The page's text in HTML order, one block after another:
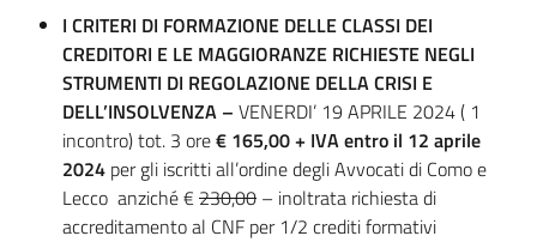
I CRITERI DI FORMAZIONE DELLE CLASSI DEI
CREDITORI E LE MAGGIORANZE RICHIESTE NEGLI
STRUMENTI DI REGOLAZIONE DELLA CRISI E
DELL’INSOLVENZA – VENERDI’ 19 APRILE 2024 ( 1
incontro) tot. 3 ore€ 165,00 + IVAentro il 12 aprile
2024 per gli iscritti all’ordine degli Avvocati di Como e
Lecco anziché €230,00 – inoltrata richiesta di
accreditamento al CNF per 1/2 crediti formativi